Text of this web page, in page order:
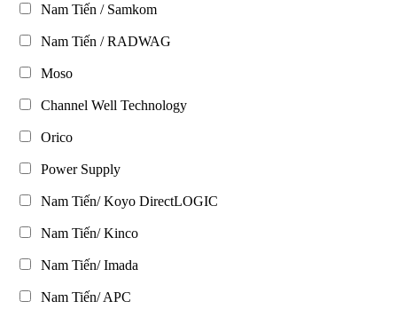
Nam Tiến / Samkom
Nam Tiến / RADWAG
Moso
Channel Well Technology
Orico
Power Supply
Nam Tiến/ Koyo DirectLOGIC
Nam Tiến/ Kinco
Nam Tiến/ Imada
Nam Tiến/ APC